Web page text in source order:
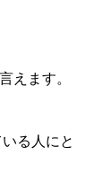
えます。
る人にと